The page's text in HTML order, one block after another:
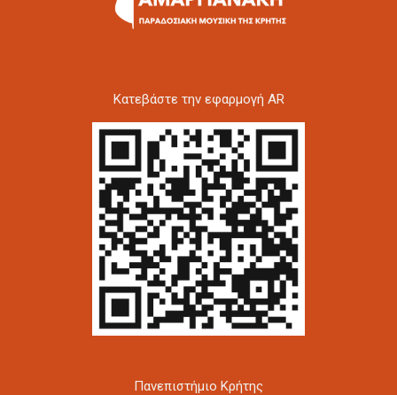
Kατεβάστε την εφαρμογή AR
Πανεπιστήμιο Κρήτης